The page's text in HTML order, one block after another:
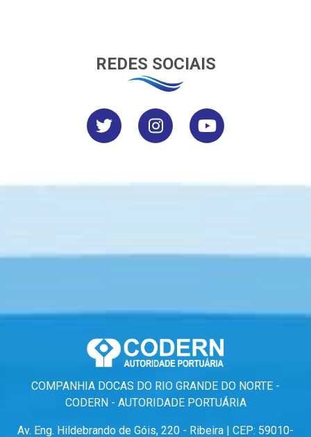
REDES SOCIAIS
COMPANHIA DOCAS DO RIO GRANDE DO NORTE -
CODERN - AUTORIDADE PORTUÁRIA
Av. Eng. Hildebrando de Góis, 220 - Ribeira | CEP: 59010-